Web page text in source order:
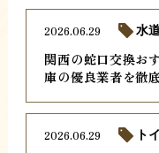
関西の蛇口交換お
庫の優良業者を徹
2026.06.29 水
2026.06.29 ト